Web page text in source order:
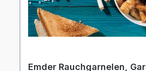
Emder Rauchgarnelen,